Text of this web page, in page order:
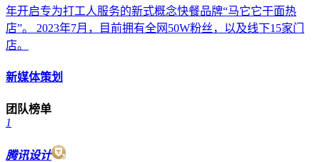
年开启专为打工人服务的新式概念快餐品牌“马它它干面热
店”。 2023年7月，目前拥有全网50W粉丝，以及线下15家门
店。
新媒体策划
团队榜单
1
腾讯设计